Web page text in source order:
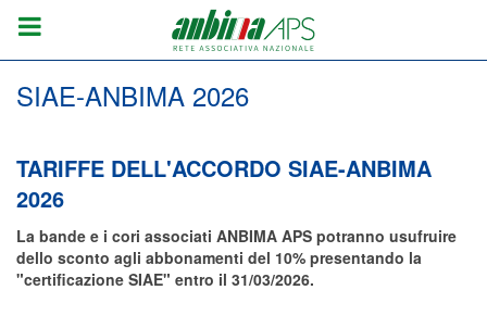
SIAE-ANBIMA 2026
TARIFFE DELL'ACCORDO SIAE-ANBIMA
2026
La bande e i cori associati ANBIMA APS potranno usufruire
dello sconto agli abbonamenti del 10% presentando la
"certificazione SIAE" entro il 31/03/2026.